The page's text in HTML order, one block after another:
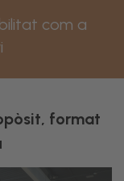
com a
format